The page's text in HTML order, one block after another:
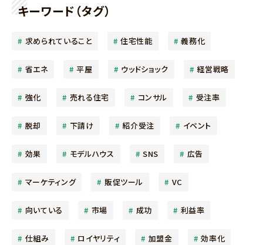
キーワード（タグ）
求められていること 住宅性能 義務化
省エネ 平屋 ウッドショック 経営戦略
強化 売れる住宅 コンサル 受注率
脱却 下請け 紹介受注 イベント
効果 モデルハウス SNS 広告
マーケティング 販促ツール VC
向いている 市場 成功 利益率
仕組み ロイヤリティ 加盟金 効率化